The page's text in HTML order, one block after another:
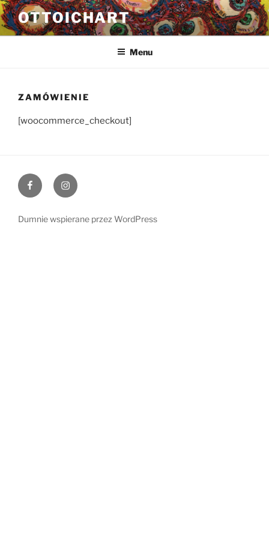
Przejdź
do
treści
OTTOICHART
Menu
ZAMÓWIENIE
[woocommerce_checkout]
FacebookInstagram
Dumnie wspierane przez WordPress